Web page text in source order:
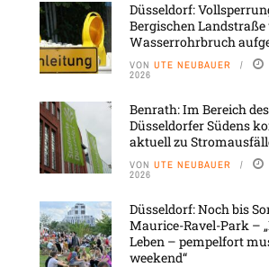
Düsseldorf:
Bergischen Landstraße
Wasserrohrbruch
VON UTE NEUBAUER
2026
Benrath: Im Bereich des
Düsseldorfer Südens
aktuell zu
VON UTE NEUBAUER
2026
Düsseldorf: Noch bis
Maurice-Ravel-Park –
Leben – pempelfort
weekend“